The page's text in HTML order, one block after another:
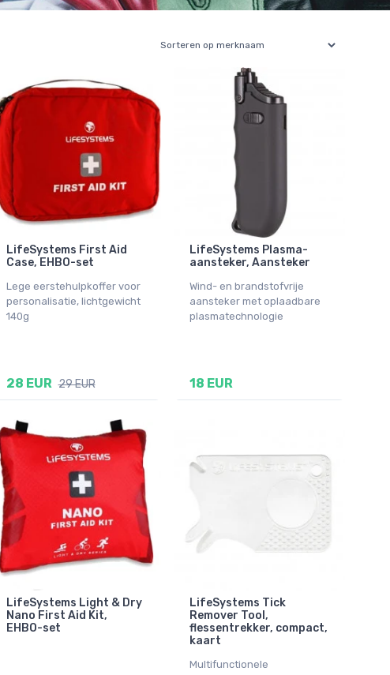
LifeSystems First Aid
Case, EHBO-set
Lege eerstehulpkoffer voor
personalisatie, lichtgewicht
140g
28 EUR 29 EUR
LifeSystems Plasma-
aansteker, Aansteker
Wind- en brandstofvrije
aansteker met oplaadbare
plasmatechnologie
18 EUR
LifeSystems Light & Dry
Nano First Aid Kit,
EHBO-set
LifeSystems Tick
Remover Tool,
flessentrekker, compact,
kaart
Multifunctionele